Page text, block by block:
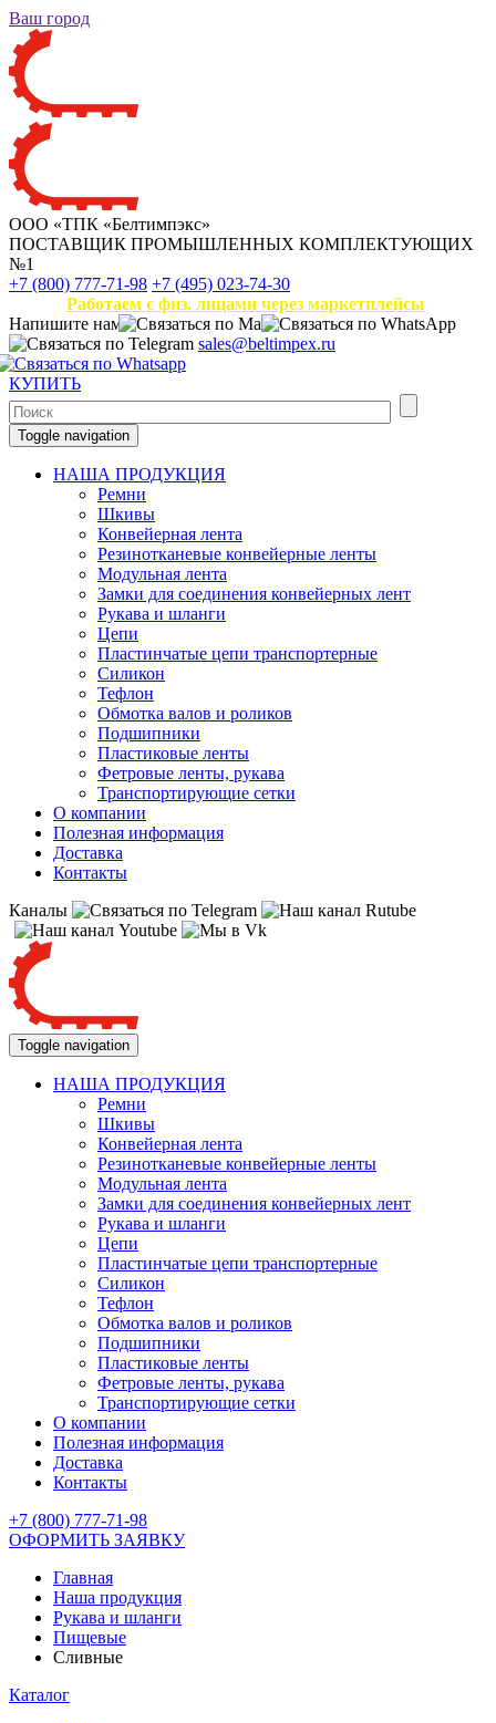
Ваш город
ООО «ТПК «Белтимпэкс»
ПОСТАВЩИК ПРОМЫШЛЕННЫХ КОМПЛЕКТУЮЩИХ
№1
+7 (800) 777-71-98 +7 (495) 023-74-30
Работаем с физ. лицами через маркетплейсы
Напишите нам
sales@beltimpex.ru
КУПИТЬ
Toggle navigation
НАША ПРОДУКЦИЯ
Ремни
Шкивы
Конвейерная лента
Резинотканевые конвейерные ленты
Модульная лента
Замки для соединения конвейерных лент
Рукава и шланги
Цепи
Пластинчатые цепи транспортерные
Силикон
Тефлон
Обмотка валов и роликов
Подшипники
Пластиковые ленты
Фетровые ленты, рукава
Транспортирующие сетки
О компании
Полезная информация
Доставка
Контакты
Каналы
Toggle navigation
НАША ПРОДУКЦИЯ
Ремни
Шкивы
Конвейерная лента
Резинотканевые конвейерные ленты
Модульная лента
Замки для соединения конвейерных лент
Рукава и шланги
Цепи
Пластинчатые цепи транспортерные
Силикон
Тефлон
Обмотка валов и роликов
Подшипники
Пластиковые ленты
Фетровые ленты, рукава
Транспортирующие сетки
О компании
Полезная информация
Доставка
Контакты
+7 (800) 777-71-98
ОФОРМИТЬ ЗАЯВКУ
Главная
Наша продукция
Рукава и шланги
Пищевые
Сливные
Каталог